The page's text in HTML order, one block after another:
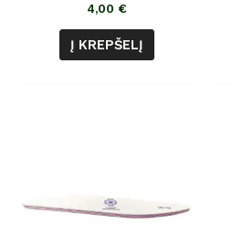
4,00 €
Į KREPŠELĮ